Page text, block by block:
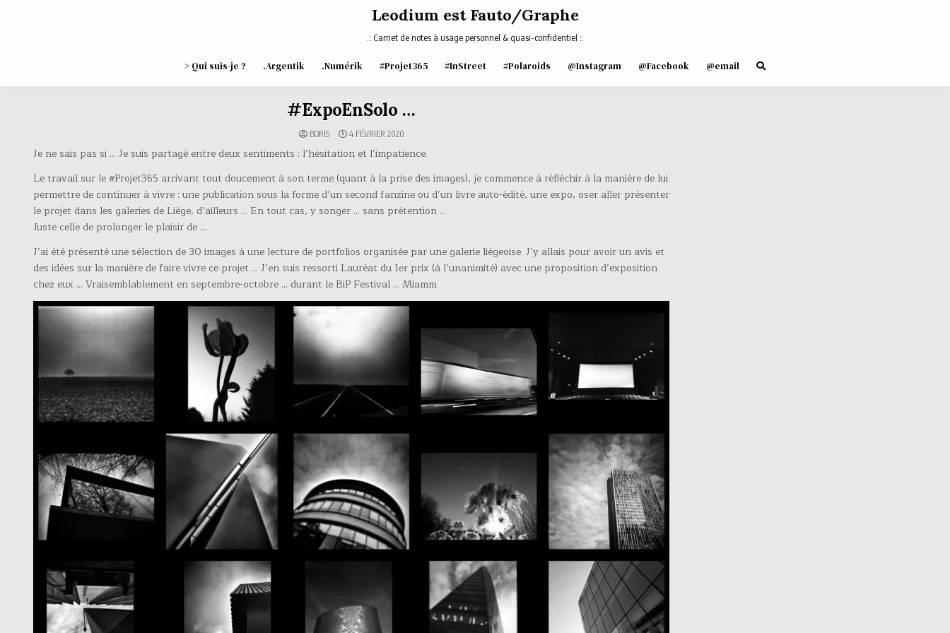
Leodium est Fauto/Graphe
.: Carnet de notes à usage personnel & quasi-confidentiel :.
> Qui suis-je ? .Argentik .Numérik #Projet365 #InStreet #Polaroids @Instagram @Facebook @email
#ExpoEnSolo …
BORIS 4 FÉVRIER 2020
Je ne sais pas si … Je suis partagé entre deux sentiments : l’hésitation et l’impatience.
Le travail sur le #Projet365 arrivant tout doucement à son terme (quant à la prise des images), je commence à réfléchir à la manière de lui
permettre de continuer à vivre : une publication sous la forme d’un second fanzine ou d’un livre auto-édité, une expo, oser aller présenter
le projet dans les galeries de Liège, d’ailleurs … En tout cas, y songer … sans prétention …
Juste celle de prolonger le plaisir de …
J’ai été présenté une sélection de 30 images à une lecture de portfolios organisée par une galerie liégeoise. J’y allais pour avoir un avis et
des idées sur la manière de faire vivre ce projet … J’en suis ressorti Lauréat du 1er prix (à l’unanimité) avec une proposition d’exposition
chez eux … Vraisemblablement en septembre-octobre … durant le BiP Festival … Miamm